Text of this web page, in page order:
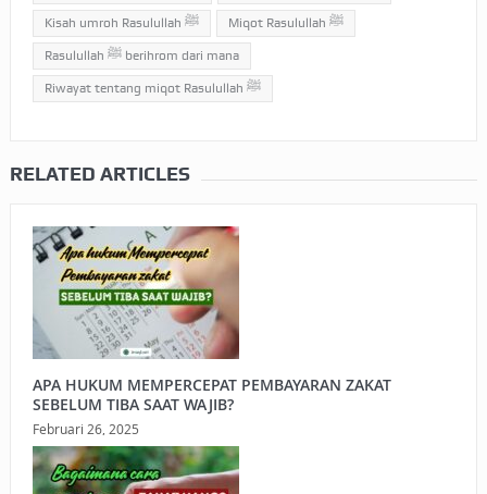
Kisah umroh Rasulullah ﷺ Miqot Rasulullah ﷺ
Rasulullah ﷺ berihrom dari mana
Riwayat tentang miqot Rasulullah ﷺ
RELATED ARTICLES
APA HUKUM MEMPERCEPAT PEMBAYARAN ZAKAT
SEBELUM TIBA SAAT WAJIB?
Februari 26, 2025